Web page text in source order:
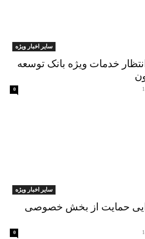
سایر اخبار ویژه
خدمات ویژه بانک توسعه
0
سایر اخبار ویژه
حمایت از بخش خصوصی
0